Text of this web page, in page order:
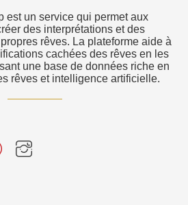
est un service qui permet aux
des interprétations et des
rêves. La plateforme aide à
cachées des rêves en les
une base de données riche en
rêves et intelligence artificielle.